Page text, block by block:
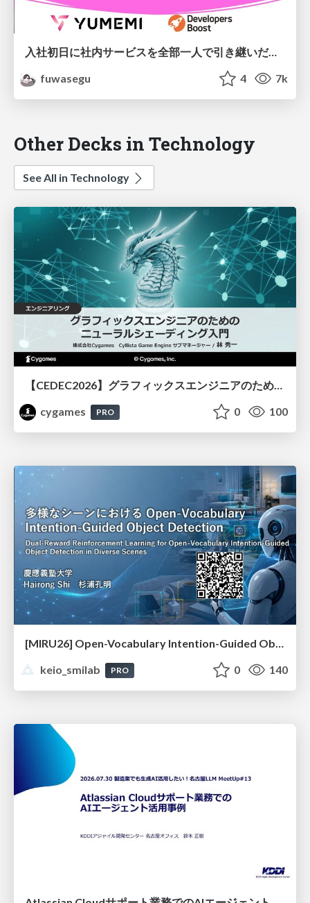
入社初日に社内サービスを全部一人で引き継いだ新卒フルサイクルエンジニアの話
fuwasegu
4 7k
Other Decks in Technology
See All in Technology
cygames
PRO 0 100
[MIRU26] Open-Vocabulary Intention-Guided Object Detection in Diverse Scenes
keio_smilab
PRO 0 140